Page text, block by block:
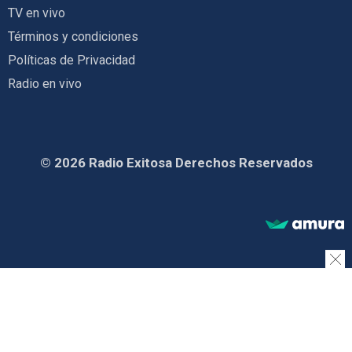
TV en vivo
Términos y condiciones
Políticas de Privacidad
Radio en vivo
© 2026 Radio Exitosa Derechos Reservados